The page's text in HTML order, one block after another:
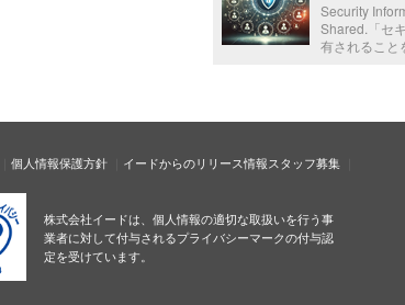
Security
Shared.「セ
有されること
個人情報保護方針 イードからのリリース情報スタッフ募集
株式会社イードは、個人情報の適切な取扱いを行う事
業者に対して付与されるプライバシーマークの付与認
定を受けています。